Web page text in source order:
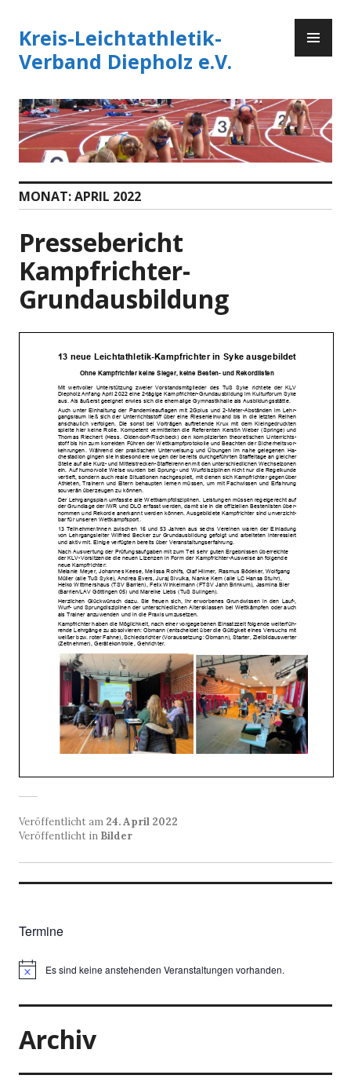
Inhalt
springen
Kreis-Leichtathletik-
Verband Diepholz e.V.
MONAT:APRIL 2022
Pressebericht
Kampfrichter-
Grundausbildung
Veröffentlicht am 24. April 2022
Veröffentlicht in Bilder
Termine
Es sind keine anstehenden Veranstaltungen vorhanden.
Archiv